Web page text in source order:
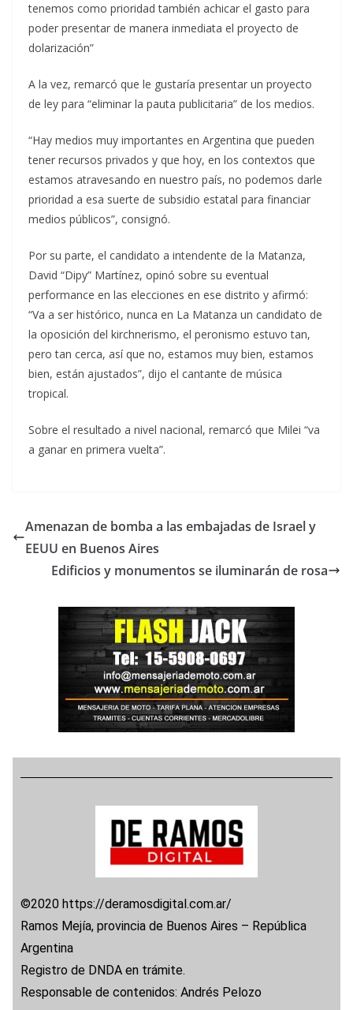
tenemos como prioridad también achicar el gasto para
poder presentar de manera inmediata el proyecto de
dolarización”
A la vez, remarcó que le gustaría presentar un proyecto
de ley para “eliminar la pauta publicitaria” de los medios.
“Hay medios muy importantes en Argentina que pueden
tener recursos privados y que hoy, en los contextos que
estamos atravesando en nuestro país, no podemos darle
prioridad a esa suerte de subsidio estatal para financiar
medios públicos”, consignó.
Por su parte, el candidato a intendente de la Matanza,
David “Dipy” Martínez, opinó sobre su eventual
performance en las elecciones en ese distrito y afirmó:
“Va a ser histórico, nunca en La Matanza un candidato de
la oposición del kirchnerismo, el peronismo estuvo tan,
pero tan cerca, así que no, estamos muy bien, estamos
bien, están ajustados”, dijo el cantante de música
tropical.
Sobre el resultado a nivel nacional, remarcó que Milei “va
a ganar en primera vuelta”.
Amenazan de bomba a las embajadas de Israel y
EEUU en Buenos Aires
Edificios y monumentos se iluminarán de rosa
©2020 https://deramosdigital.com.ar/
Ramos Mejía, provincia de Buenos Aires – República
Argentina
Registro de DNDA en trámite.
Responsable de contenidos: Andrés Pelozo